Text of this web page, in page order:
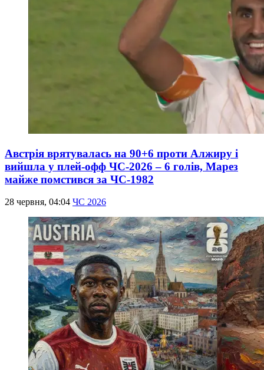
Австрія врятувалась на 90+6 проти Алжиру і
вийшла у плей-офф ЧС-2026 – 6 голів, Марез
майже помстився за ЧС-1982
28 червня, 04:04 ЧС 2026